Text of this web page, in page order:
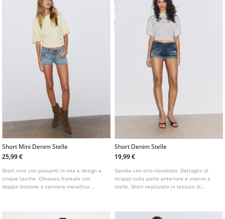
Short Mini Denim Stelle
25,99 €
Short mini con passanti in vita e design a
cinque tasche. Chiusura frontale con
doppio bottone e cerniera metallica.
Short Denim Stelle
19,99 €
Gamba con orlo risvoltato. Dettaglio di
strappi sulla parte anteriore e motivo a
stelle. Short realizzato in tessuto di
cerniera e bottone metallico.